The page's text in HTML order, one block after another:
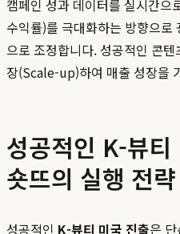
캠페인 성과 데이터를 실시간으
수익률)를 극대화하는 방향으로
으로 조정합니다. 성공적인 콘
장(Scale-up)하여 매출 성장을
성공적인 K-뷰
숏뜨의 실행 전략
성공적인 K-뷰티 미국 진출은